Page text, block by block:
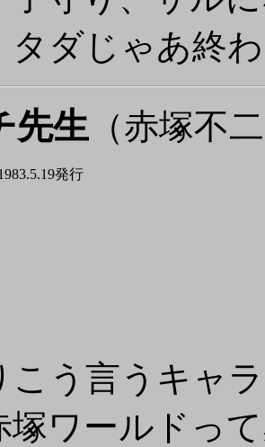
タダじゃあ終
先生 （赤塚不
発行
こう言うキャ
塚ワールドっ